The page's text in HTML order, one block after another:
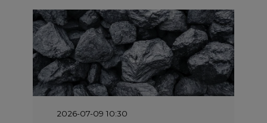
2026-07-09 10:30